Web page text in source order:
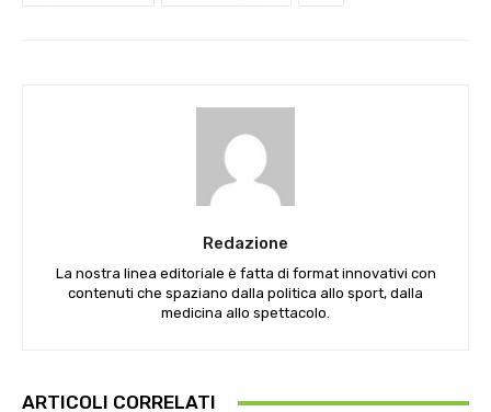
Redazione
La nostra linea editoriale è fatta di format innovativi con
contenuti che spaziano dalla politica allo sport, dalla
medicina allo spettacolo.
ARTICOLI CORRELATI